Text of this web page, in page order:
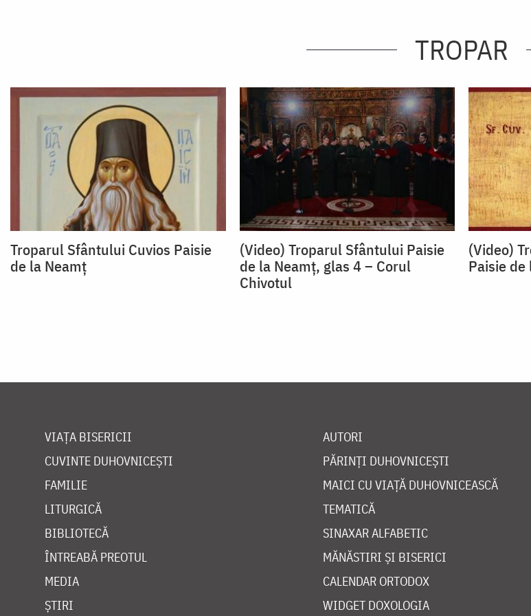
TROPAR
Troparul Sfântului Cuvios Paisie
de la Neamț
(Video) Troparul Sfântului Paisie
de la Neamț, glas 4 – Corul
Chivotul
(Video)
Paisie
VIAȚA BISERICII
CUVINTE DUHOVNICEȘTI
FAMILIE
LITURGICĂ
BIBLIOTECĂ
ÎNTREABĂ PREOTUL
MEDIA
ȘTIRI
AUTORI
PĂRINȚI DUHOVNICEȘTI
MAICI CU VIAȚĂ DUHOVNICEASCĂ
TEMATICĂ
SINAXAR ALFABETIC
MĂNĂSTIRI ȘI BISERICI
CALENDAR ORTODOX
WIDGET DOXOLOGIA